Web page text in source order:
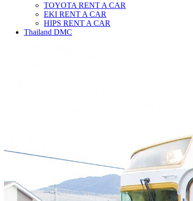
TOYOTA RENT A CAR
EKI RENT A CAR
HIPS RENT A CAR
Thailand DMC